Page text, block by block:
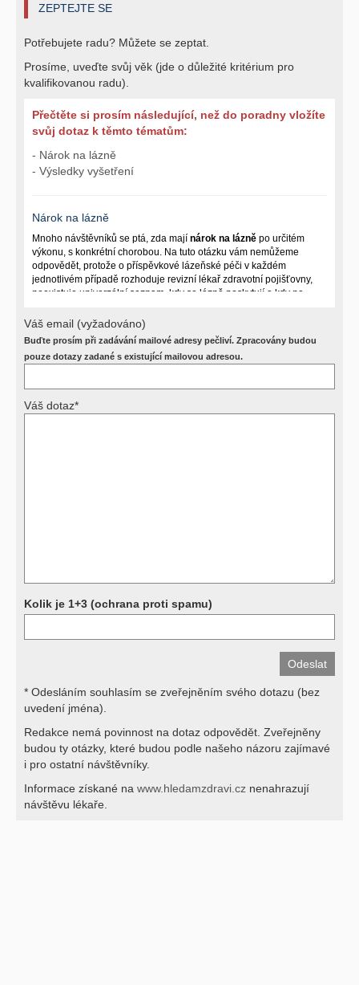
ZEPTEJTE SE
Potřebujete radu? Můžete se zeptat.
Prosíme, uveďte svůj věk (jde o důležité kritérium pro
kvalifikovanou radu).
Přečtěte si prosím následující, než do poradny vložíte
svůj dotaz k těmto tématům:
- Nárok na lázně
- Výsledky vyšetření
Nárok na lázně
Mnoho návštěvníků se ptá, zda mají nárok na lázně po určitém
výkonu, s konkrétní chorobou. Na tuto otázku vám nemůžeme
odpovědět, protože o příspěvkové lázeňské péči v každém
jednotlivém případě rozhoduje revizní lékař zdravotní pojišťovny,
neexistuje univerzální seznam, kdy se lázně poskytují a kdy ne.
postižení pacienta a dalších zdravotních okolnostech.
Požádejte svého ošetřujícího lékaře o návrh, který pak posoudí
příslušný revizní lékař. My vám spolehlivou odpověď dát
Výsledky vyšetření
Váš email (vyžadováno)
Buďte prosím při zadávání mailové adresy pečliví. Zpracovány budou
pouze dotazy zadané s existující mailovou adresou.
Váš dotaz*
Kolik je 1+3 (ochrana proti spamu)
* Odesláním souhlasím se zveřejněním svého dotazu (bez
uvedení jména).
Redakce nemá povinnost na dotaz odpovědět. Zveřejněny
budou ty otázky, které budou podle našeho názoru zajímavé
i pro ostatní návštěvníky.
Informace získané na www.hledamzdravi.cz nenahrazují
návštěvu lékaře.